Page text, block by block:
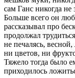
сам Ганс никогда не
Больше всего он
рассказывал про
продолжал
не печалясь,
ни цветов, ни
Тяжело тогда было
приходилось